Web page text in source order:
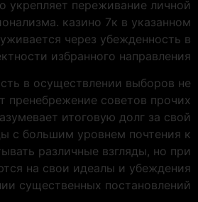
укрепляет переживание личной
казино 7к в указанном
через убежденность в
избранного направления.
в осуществлении выборов не
пренебрежение советов прочих
итоговую долг за свой
с большим уровнем почтения к
различные взгляды, но при
на свои идеалы и убеждения
существенных постановлений.